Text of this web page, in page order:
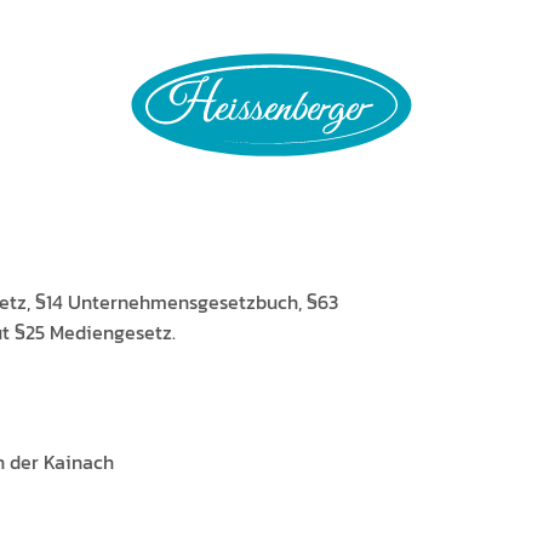
§14 Unternehmensge­set­zbuch, §63
§25 Mediengesetz.
der Kainach